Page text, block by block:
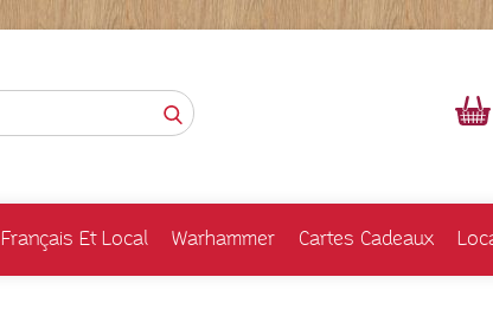
Français Et Local Warhammer Cartes Cadeaux